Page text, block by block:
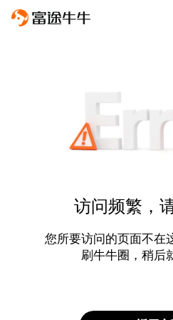
访问频繁，
您所要访问的页面不在
刷牛牛圈，稍后